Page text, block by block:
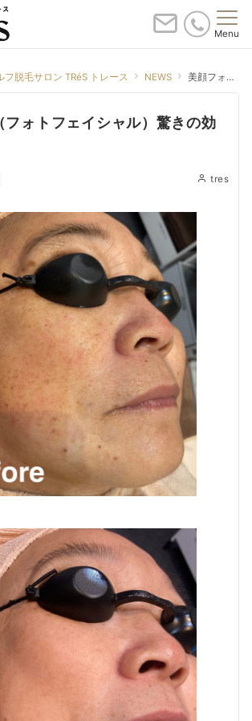
Menu
脱毛サロン TRéS トレース NEWS 美顔フォト（フォトフェイシャル）驚きの効果
フォトフェイシャル）驚きの効
tres